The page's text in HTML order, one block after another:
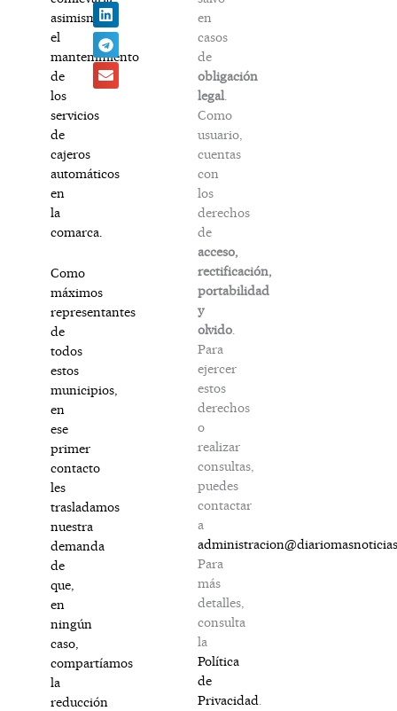
asimismo
el
mantenimiento
de
los
servicios
de
cajeros
automáticos
en
la
comarca.
Como
máximos
representantes
de
todos
estos
municipios,
en
ese
primer
contacto
les
trasladamos
nuestra
demanda
de
que,
en
ningún
caso,
compartíamos
la
reducción
en
casos
de
obligación
legal.
Como
usuario,
cuentas
con
los
derechos
de
acceso,
rectificación,
portabilidad
y
olvido.
Para
ejercer
estos
derechos
o
realizar
consultas,
puedes
contactar
a
Para
más
detalles,
consulta
la
Política
de
Privacidad